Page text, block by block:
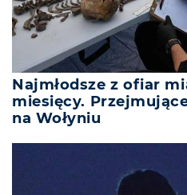
Najmłodsze z ofiar
miesięcy.
na Wołyniu